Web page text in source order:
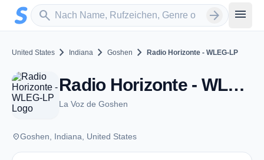
Zum Hauptinhalt springen
search
Sender suchen arrow_forward menu
United States chevron_right Indiana chevron_right Goshen chevron_right Radio Horizonte - WLEG-LP
Radio Horizonte - WLEG-LP - FM 104.3 - Goshen, IN
La Voz de Goshen
placeGoshen, Indiana, United States